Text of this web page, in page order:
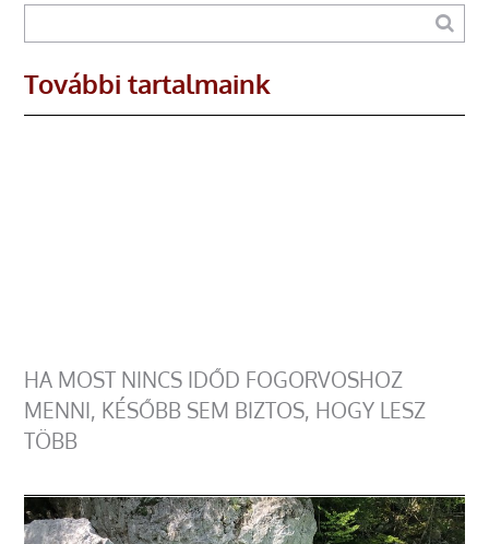
További tartalmaink
HA MOST NINCS IDŐD FOGORVOSHOZ
MENNI, KÉSŐBB SEM BIZTOS, HOGY LESZ
TÖBB